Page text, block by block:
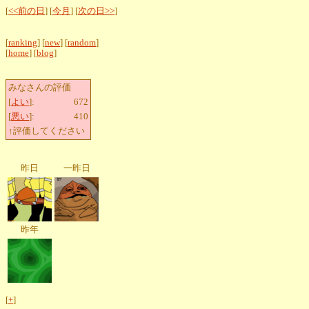
[<<前の日 ] [今月 ] [次の日>>]
[ranking] [new] [random]
[home] [blog]
みなさんの評価
[よい]:
672
[悪い]:
410
↑評価してください
昨日 一昨日
昨年
[+]